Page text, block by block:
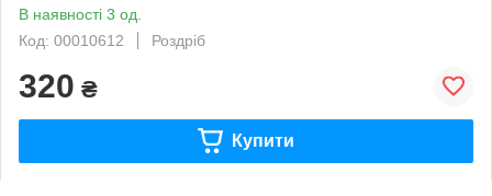
В наявності 3 од.
Код: 00010612
Роздріб
320 ₴
Купити